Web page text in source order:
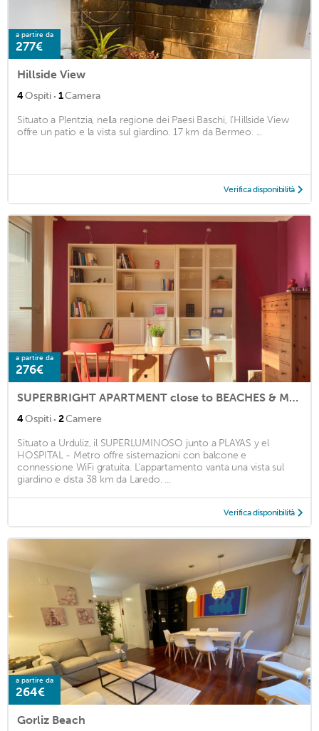
a partire da
277€
Hillside View
4Ospiti · 1Camera
Situato a Plentzia, nella regione dei Paesi Baschi, l'Hillside View
offre un patio e la vista sul giardino. 17 km da Bermeo. ...
Verifica disponibilità
a partire da
276€
SUPERBRIGHT APARTMENT close to BEACHES & METRO
4Ospiti · 2Camere
Situato a Urduliz, il SUPERLUMINOSO junto a PLAYAS y el
HOSPITAL - Metro offre sistemazioni con balcone e
connessione WiFi gratuita. L'appartamento vanta una vista sul
giardino e dista 38 km da Laredo. ...
Verifica disponibilità
a partire da
264€
Gorliz Beach